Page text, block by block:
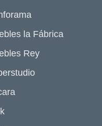
la Fábrica
Rey